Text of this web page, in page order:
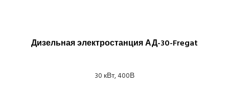
Дизельная электростанция АД-30-Fregat
30 кВт, 400В